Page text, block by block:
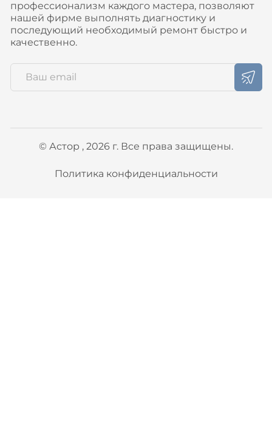
профессионализм каждого мастера, позволяют
нашей фирме выполнять диагностику и
последующий необходимый ремонт быстро и
качественно.
© Астор , 2026 г. Все права защищены.
Политика конфиденциальности